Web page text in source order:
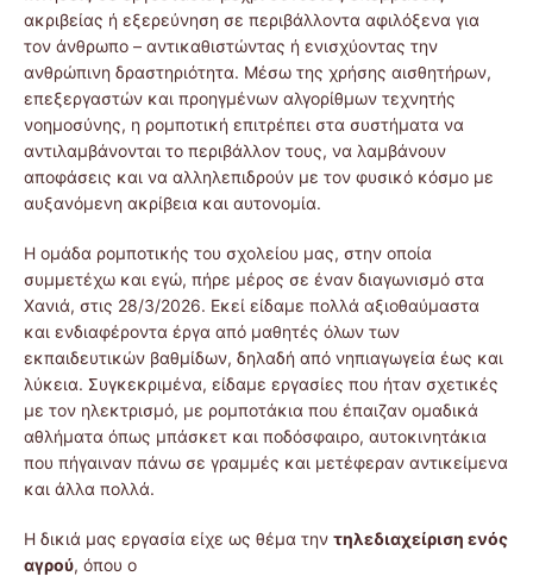
ακριβείας ή εξερεύνηση σε περιβάλλοντα αφιλόξενα για
τον άνθρωπο – αντικαθιστώντας ή ενισχύοντας την
ανθρώπινη δραστηριότητα. Μέσω της χρήσης αισθητήρων,
επεξεργαστών και προηγμένων αλγορίθμων τεχνητής
νοημοσύνης, η ρομποτική επιτρέπει στα συστήματα να
αντιλαμβάνονται το περιβάλλον τους, να λαμβάνουν
αποφάσεις και να αλληλεπιδρούν με τον φυσικό κόσμο με
αυξανόμενη ακρίβεια και αυτονομία.
Η ομάδα ρομποτικής του σχολείου μας, στην οποία
συμμετέχω και εγώ, πήρε μέρος σε έναν διαγωνισμό στα
Χανιά, στις 28/3/2026. Εκεί είδαμε πολλά αξιοθαύμαστα
και ενδιαφέροντα έργα από μαθητές όλων των
εκπαιδευτικών βαθμίδων, δηλαδή από νηπιαγωγεία έως και
λύκεια. Συγκεκριμένα, είδαμε εργασίες που ήταν σχετικές
με τον ηλεκτρισμό, με ρομποτάκια που έπαιζαν ομαδικά
αθλήματα όπως μπάσκετ και ποδόσφαιρο, αυτοκινητάκια
που πήγαιναν πάνω σε γραμμές και μετέφεραν αντικείμενα
και άλλα πολλά.
Η δικιά μας εργασία είχε ως θέμα την τηλεδιαχείριση ενός
αγρού, όπου ο